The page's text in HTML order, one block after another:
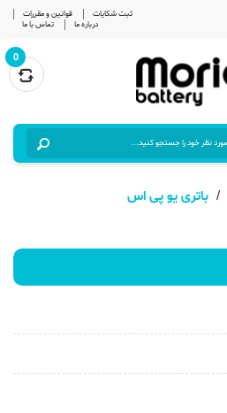
ثبت شکایات
قوانین و مقررات
درباره ما
تماس با ما
0
باتری یو پی اس